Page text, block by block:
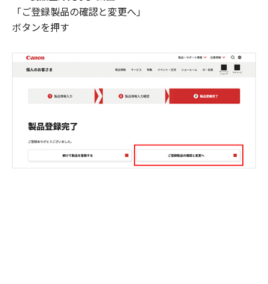
「ご登録製品の確認と変更へ」
ボタンを押す